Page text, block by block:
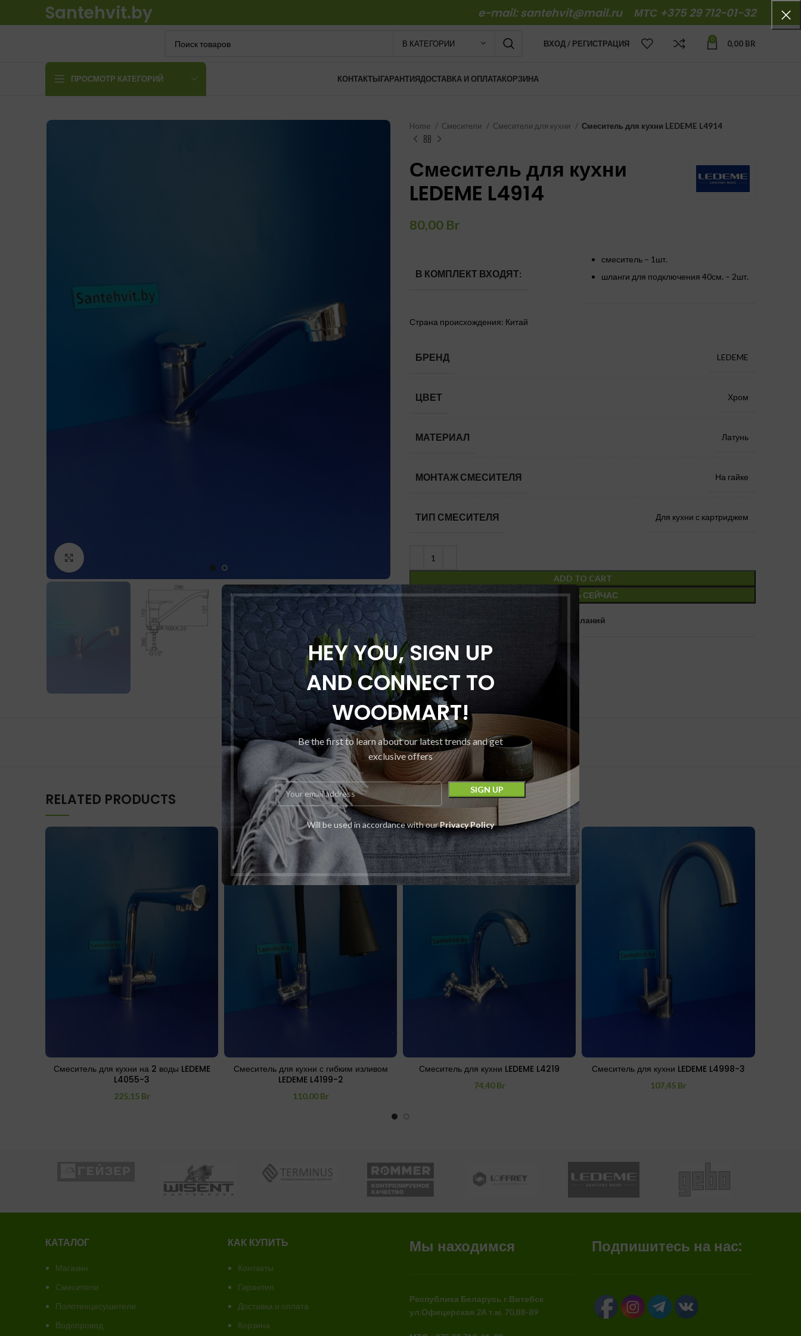
HEY YOU, SIGN UP
AND CONNECT TO
WOODMART!
Be the first to learn about our latest trends and get
exclusive offers
Will be used in accordance with ourPrivacy Policy
Santehvit.by e-mail: santehvit@mail.ru МТС +375 29 712-01-32
В КАТЕГОРИИ ВХОД / РЕГИСТРАЦИЯ 0 0,00 BR
ПРОСМОТР КАТЕГОРИЙ КОНТАКТЫГАРАНТИЯДОСТАВКА И ОПЛАТАКОРЗИНА
Home Смесители Смесители для кухни Смеситель для кухни LEDEME L4914
Смеситель для кухни
LEDEME L4914
80,00 Br
В КОМПЛЕКТ ВХОДЯТ:
смеситель – 1шт.
шланги для подключения 40см. – 2шт.
Страна происхождения: Китай
БРЕНД LEDEME
ЦВЕТ Хром
МАТЕРИАЛ Латунь
МОНТАЖ СМЕСИТЕЛЯ На гайке
ТИП СМЕСИТЕЛЯ Для кухни с картриджем
ADD TO CART
КУПИТЬ СЕЙЧАС
Добавить в список желаний
Category:
Смесители для кухни
Поделиться:
RELATED PRODUCTS
Смеситель для кухни на 2 воды LEDEME
L4055-3
225,15 Br
Смеситель для кухни с гибким изливом
LEDEME L4199-2
110,00Br
Смеситель для кухни LEDEME L4219
74,40Br
Смеситель для кухни LEDEME L4998-3
107,45 Br
КАТАЛОГ
Магазин
Смесители
Полотенцесушители
Водопровод
КАК КУПИТЬ
Контакты
Гарантия
Доставка и оплата
Корзина
Мы находимся
Республика Беларусь г.Витебск
ул.Офицерская 2А т.м. 70,88-89
Подпишитесь на нас: